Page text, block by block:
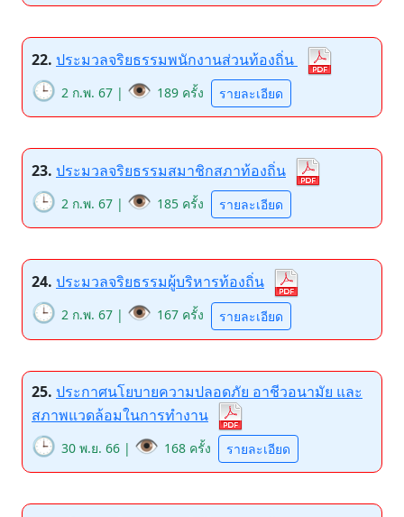
22. ประมวลจริยธรรมพนักงานส่วนท้องถิ่น
🕒 2 ก.พ. 67 | 👁️ 189 ครั้ง รายละเอียด
23. ประมวลจริยธรรมสมาชิกสภาท้องถิ่น
🕒 2 ก.พ. 67 | 👁️ 185 ครั้ง รายละเอียด
24. ประมวลจริยธรรมผู้บริหารท้องถิ่น
🕒 2 ก.พ. 67 | 👁️ 167 ครั้ง รายละเอียด
25. ประกาศนโยบายความปลอดภัย อาชีวอนามัย และ
สภาพแวดล้อมในการทำงาน
🕒 30 พ.ย. 66 | 👁️ 168 ครั้ง รายละเอียด